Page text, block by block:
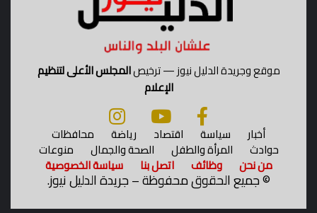
موقع وجريدة الدليل نيوز — ترخيصالمجلس الأعلى لتنظيم
الإعلام
أخبار سياسة اقتصاد رياضة محافظات
حوادث المرأة والطفل الصحة والجمال منوعات
من نحن وظائف اتصل بنا سياسة الخصوصية
©جميع الحقوق محفوظة – جريدة الدليل نيوز.